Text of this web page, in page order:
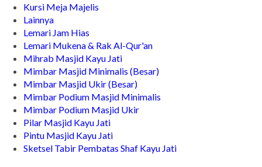
Kursi Meja Majelis
Lainnya
Lemari Jam Hias
Lemari Mukena & Rak Al-Qur'an
Mihrab Masjid Kayu Jati
Mimbar Masjid Minimalis (Besar)
Mimbar Masjid Ukir (Besar)
Mimbar Podium Masjid Minimalis
Mimbar Podium Masjid Ukir
Pilar Masjid Kayu Jati
Pintu Masjid Kayu Jati
Sketsel Tabir Pembatas Shaf Kayu Jati